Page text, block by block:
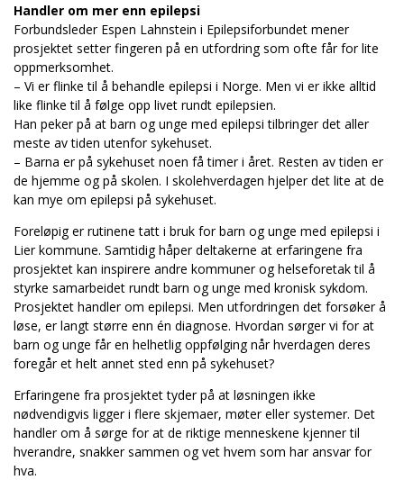
Handler om mer enn epilepsi
Forbundsleder Espen Lahnstein i Epilepsiforbundet mener
prosjektet setter fingeren på en utfordring som ofte får for lite
oppmerksomhet.
– Vi er flinke til å behandle epilepsi i Norge. Men vi er ikke alltid
like flinke til å følge opp livet rundt epilepsien.
Han peker på at barn og unge med epilepsi tilbringer det aller
meste av tiden utenfor sykehuset.
– Barna er på sykehuset noen få timer i året. Resten av tiden er
de hjemme og på skolen. I skolehverdagen hjelper det lite at de
kan mye om epilepsi på sykehuset.
Foreløpig er rutinene tatt i bruk for barn og unge med epilepsi i
Lier kommune. Samtidig håper deltakerne at erfaringene fra
prosjektet kan inspirere andre kommuner og helseforetak til å
styrke samarbeidet rundt barn og unge med kronisk sykdom.
Prosjektet handler om epilepsi. Men utfordringen det forsøker å
løse, er langt større enn én diagnose. Hvordan sørger vi for at
barn og unge får en helhetlig oppfølging når hverdagen deres
foregår et helt annet sted enn på sykehuset?
Erfaringene fra prosjektet tyder på at løsningen ikke
nødvendigvis ligger i flere skjemaer, møter eller systemer. Det
handler om å sørge for at de riktige menneskene kjenner til
hverandre, snakker sammen og vet hvem som har ansvar for
hva.